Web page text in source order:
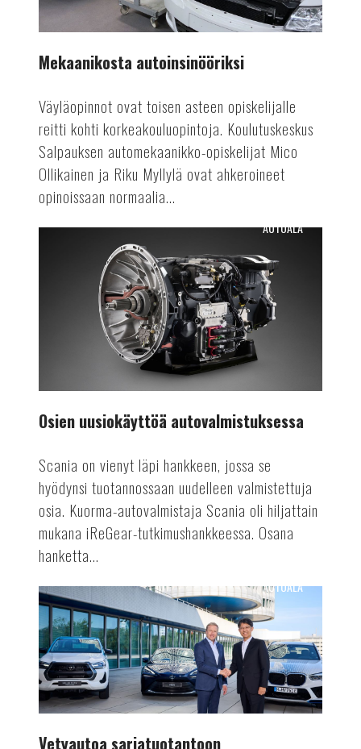
Mekaanikosta autoinsinööriksi
Väyläopinnot ovat toisen asteen opiskelijalle
reitti kohti korkeakouluopintoja. Koulutuskeskus
Salpauksen automekaanikko-opiskelijat Mico
Ollikainen ja Riku Myllylä ovat ahkeroineet
opinoissaan normaalia...
autovalmistuksessa
AUTOALA
Osien uusiokäyttöä autovalmistuksessa
Scania on vienyt läpi hankkeen, jossa se
hyödynsi tuotannossaan uudelleen valmistettuja
osia. Kuorma-autovalmistaja Scania oli hiljattain
mukana iReGear-tutkimushankkeessa. Osana
hanketta...
Vetyautoa
sarjatuotantoon
AUTOALA
Vetyautoa sarjatuotantoon